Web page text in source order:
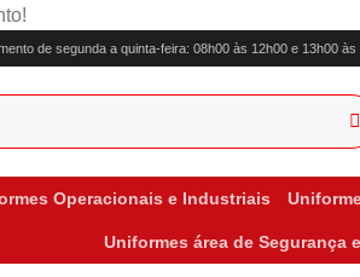
de segunda a quinta-feira: 08h00 às 12h00 e 13h00
Operacionais e Industriais
Uniformes área de Segurança